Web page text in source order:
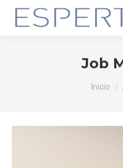
Job
Estás
Inicio